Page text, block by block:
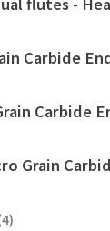
Carbide
Carbide
Grain